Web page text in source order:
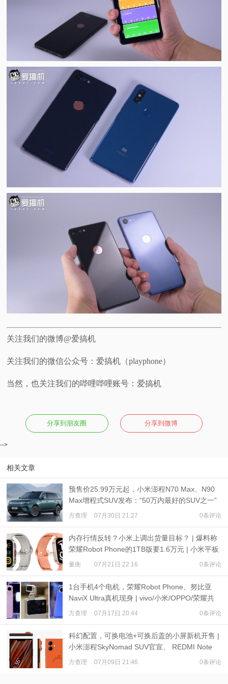
关注我们的微博@爱搞机
关注我们的微信公众号：爱搞机（playphone）
当然，也关注我们的哔哩哔哩账号：爱搞机
分享到朋友圈 分享到微博
-->
相关文章
预售价25.99万元起，小米澎程N70 Max、N90
Max增程式SUV发布：“50万内最好的SUV之一”
方查理 07月30日 21:27 0条评论
内存行情反转？小米上调出货量目标？ | 爆料称
荣耀Robot Phone的1TB版要1.6万元 | 小米平板
9、REDMI Watch 6现身
量衡 07月21日 22:16 0条评论
1台手机4个电机，荣耀Robot Phone、努比亚
NaviX Ultra真机现身 | vivo/小米/OPPO/荣耀共
推公平内存机制
方查理 07月17日 20:44 0条评论
科幻配置，可换电池+可换后盖的小屏新机开售 |
小米澎程SkyNomad SUV官宣、 REDMI Note
17预热
方查理 07月09日 21:46 0条评论